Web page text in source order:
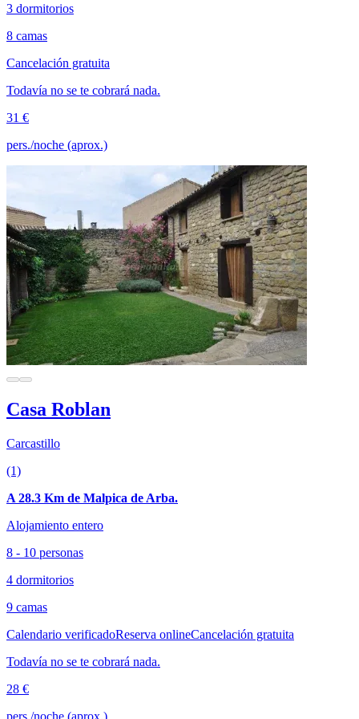
3 dormitorios
8 camas
Cancelación gratuita
Todavía no se te cobrará nada.
31 €
pers./noche (aprox.)
Casa Roblan
Carcastillo
(1)
A 28.3 Km de Malpica de Arba.
Alojamiento entero
8 - 10 personas
4 dormitorios
9 camas
Calendario verificadoReserva onlineCancelación gratuita
Todavía no se te cobrará nada.
28 €
pers./noche (aprox.)